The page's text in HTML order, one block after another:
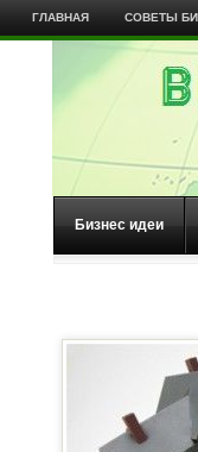
ГЛАВНАЯ СОВЕТЫ
Бизнес идеи